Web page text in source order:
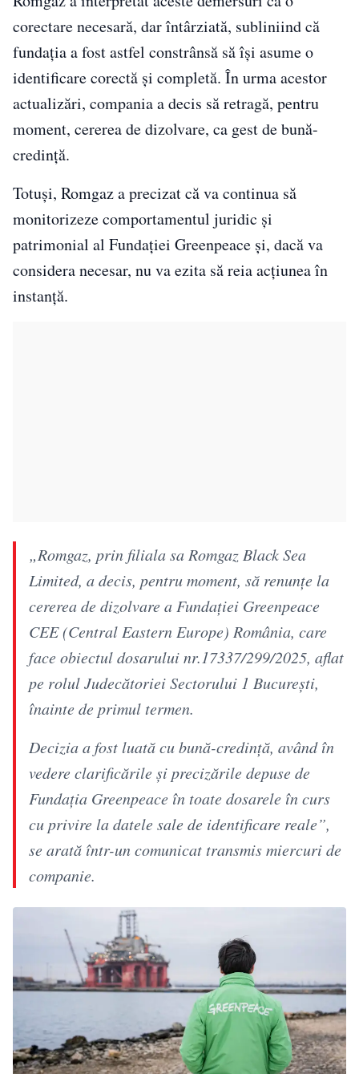
corectare necesară, dar întârziată, subliniind că
fundația a fost astfel constrânsă să își asume o
identificare corectă și completă. În urma acestor
actualizări, compania a decis să retragă, pentru
moment, cererea de dizolvare, ca gest de bună-
credință.
Totuși, Romgaz a precizat că va continua să
monitorizeze comportamentul juridic și
patrimonial al Fundației Greenpeace și, dacă va
considera necesar, nu va ezita să reia acțiunea în
instanță.
„Romgaz, prin filiala sa Romgaz Black Sea
Limited, a decis, pentru moment, să renunţe la
cererea de dizolvare a Fundaţiei Greenpeace
CEE (Central Eastern Europe) România, care
face obiectul dosarului nr.17337/299/2025, aflat
pe rolul Judecătoriei Sectorului 1 Bucureşti,
înainte de primul termen.
Decizia a fost luată cu bună-credinţă, având în
vedere clarificările şi precizările depuse de
Fundaţia Greenpeace în toate dosarele în curs
cu privire la datele sale de identificare reale”,
se arată într-un comunicat transmis miercuri de
companie.